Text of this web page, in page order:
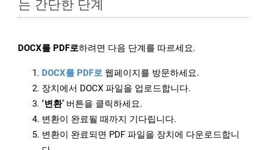
는 간단한 단계
DOCX를 PDF로하려면 다음 단계를 따르세요.
DOCX를 PDF로 웹페이지를 방문하세요.
장치에서 DOCX 파일을 업로드합니다.
‘변환’ 버튼을 클릭하세요.
변환이 완료될 때까지 기다립니다.
변환이 완료되면 PDF 파일을 장치에 다운로드합니